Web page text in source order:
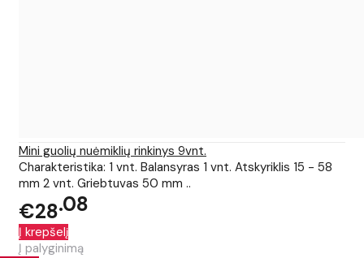
Mini guolių nuėmiklių rinkinys 9vnt.
Charakteristika: 1 vnt. Balansyras 1 vnt. Atskyriklis 15 - 58
mm 2 vnt. Griebtuvas 50 mm ..
€28 08
Į krepšelį
Į palyginimą